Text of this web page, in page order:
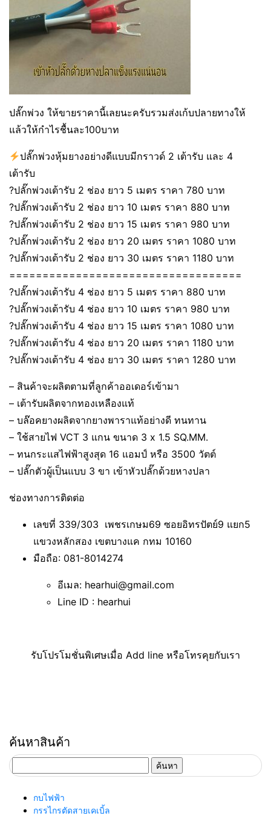
ปลั๊กพ่วง ให้ขายราคานี้เลยนะครับรวมส่งเก้บปลายทางให้
แล้วให้กำไรชื้นละ100บาท
ปลั๊กพ่วงหุ้มยางอย่างดีแบบมีกราวด์ 2 เต้ารับ และ 4
เต้ารับ
?ปลั๊กพ่วงเต้ารับ 2 ช่อง ยาว 5 เมตร ราคา 780 บาท
?ปลั๊กพ่วงเต้ารับ 2 ช่อง ยาว 10 เมตร ราคา 880 บาท
?ปลั๊กพ่วงเต้ารับ 2 ช่อง ยาว 15 เมตร ราคา 980 บาท
?ปลั๊กพ่วงเต้ารับ 2 ช่อง ยาว 20 เมตร ราคา 1080 บาท
?ปลั๊กพ่วงเต้ารับ 2 ช่อง ยาว 30 เมตร ราคา 1180 บาท
===================================
?ปลั๊กพ่วงเต้ารับ 4 ช่อง ยาว 5 เมตร ราคา 880 บาท
?ปลั๊กพ่วงเต้ารับ 4 ช่อง ยาว 10 เมตร ราคา 980 บาท
?ปลั๊กพ่วงเต้ารับ 4 ช่อง ยาว 15 เมตร ราคา 1080 บาท
?ปลั๊กพ่วงเต้ารับ 4 ช่อง ยาว 20 เมตร ราคา 1180 บาท
?ปลั๊กพ่วงเต้ารับ 4 ช่อง ยาว 30 เมตร ราคา 1280 บาท
– สินค้าจะผลิตตามที่ลูกค้าออเดอร์เข้ามา
– เต้ารับผลิตจากทองเหลืองแท้
– บล๊อคยางผลิตจากยางพาราแท้อย่างดี ทนทาน
– ใช้สายไฟ VCT 3 แกน ขนาด 3 x 1.5 SQ.MM.
– ทนกระแสไฟฟ้าสูงสุด 16 แอมป์ หรือ 3500 วัตต์
– ปลั๊กตัวผู้เป็นแบบ 3 ขา เข้าหัวปลั๊กด้วยหางปลา
ช่องทางการติดต่อ
เลขที่ 339/303 เพชรเกษม69 ซอยอิทรปัตย์9 แยก5
แขวงหลักสอง เขตบางแค กทม 10160
มือถือ: 081-8014274
อีเมล: hearhui@gmail.com
Line ID : hearhui
รับโปรโมชั่นพิเศษเมื่อ Add line หรือโทรคุยกับเรา
ค้นหาสินค้า
สำหรับ:
กบไฟฟ้า
กรรไกรตัดสายเคเบิ้ล